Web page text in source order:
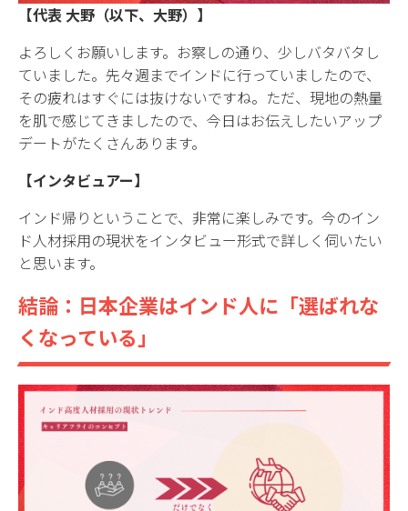
【代表 大野（以下、大野）】
よろしくお願いします。お察しの通り、少しバタバタし
ていました。先々週までインドに行っていましたので、
その疲れはすぐには抜けないですね。ただ、現地の熱量
を肌で感じてきましたので、今日はお伝えしたいアップ
デートがたくさんあります。
【インタビュアー】
インド帰りということで、非常に楽しみです。今のイン
ド人材採用の現状をインタビュー形式で詳しく伺いたい
と思います。
結論：日本企業はインド人に「選ばれな
くなっている」